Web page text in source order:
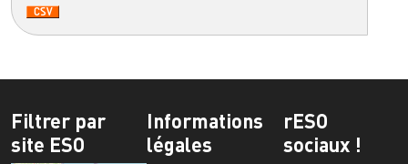
Filtrer par
site ESO
Informations
légales
rESO
sociaux !